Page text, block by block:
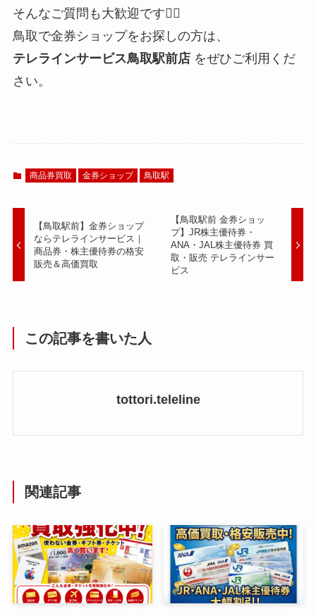
そんなご質問も大歓迎です🙆‍♂️
鳥取で金券ショップをお探しの方は、
テレラインサービス鳥取駅前店をぜひご利用くだ
さい。
商品券買取 金券ショップ 鳥取駅
【鳥取駅前】金券ショップ
ならテレラインサービス｜
商品券・株主優待券の格安
販売＆高価買取
【鳥取駅前 金券ショッ
プ】JR株主優待券・
ANA・JAL株主優待券 買
取・販売 テレラインサー
ビス
この記事を書いた人
tottori.teleline
関連記事